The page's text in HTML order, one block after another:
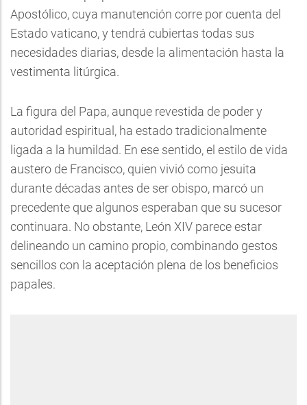
Apostólico, cuya manutención corre por cuenta del
Estado vaticano, y tendrá cubiertas todas sus
necesidades diarias, desde la alimentación hasta la
vestimenta litúrgica.
La figura del Papa, aunque revestida de poder y
autoridad espiritual, ha estado tradicionalmente
ligada a la humildad. En ese sentido, el estilo de vida
austero de Francisco, quien vivió como jesuita
durante décadas antes de ser obispo, marcó un
precedente que algunos esperaban que su sucesor
continuara. No obstante, León XIV parece estar
delineando un camino propio, combinando gestos
sencillos con la aceptación plena de los beneficios
papales.